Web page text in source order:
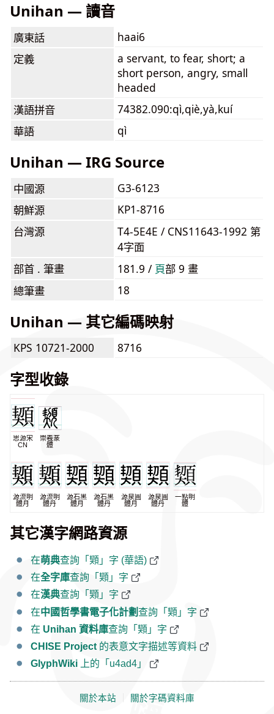
Unihan — 讀音
廣東話
haai6
定義
a servant, to fear, short; a
short person, angry, small
headed
漢語拼音
74382.090:qì,qiè,yà,kuí
華語
qì
Unihan — IRG Source
中國源
G3-6123
朝鮮源
KP1-8716
台灣源
T4-5E4E / CNS11643-1992 第
4字面
部首 . 筆畫
181.9 / ⾴部 9 畫
總筆畫
18
Unihan — 其它編碼映射
KPS 10721-2000 8716
字型收錄
思源宋
CN
崇羲篆
體
源流明
體月
源流明
體丹
源石黑
體月
源石黑
體丹
源泉圓
體月
源泉圓
體丹
一點明
體
其它漢字網路資源
在萌典查詢「䫔」字 (華語)
在全字庫查詢「䫔」字
在漢典查詢「䫔」字
在中國哲學書電子化計劃查詢「䫔」字
在 Unihan 資料庫查詢「䫔」字
CHISE Project 的表意文字描述等資料
GlyphWiki 上的「u4ad4」
關於本站 關於字碼資料庫